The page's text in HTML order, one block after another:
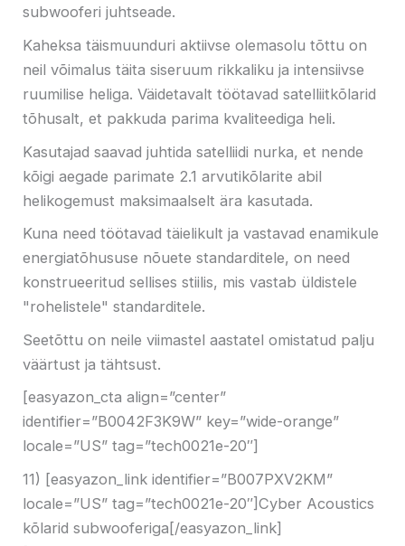
subwooferi juhtseade.
Kaheksa täismuunduri aktiivse olemasolu tõttu on
neil võimalus täita siseruum rikkaliku ja intensiivse
ruumilise heliga. Väidetavalt töötavad satelliitkõlarid
tõhusalt, et pakkuda parima kvaliteediga heli.
Kasutajad saavad juhtida satelliidi nurka, et nende
kõigi aegade parimate 2.1 arvutikõlarite abil
helikogemust maksimaalselt ära kasutada.
Kuna need töötavad täielikult ja vastavad enamikule
energiatõhususe nõuete standarditele, on need
konstrueeritud sellises stiilis, mis vastab üldistele
"rohelistele" standarditele.
Seetõttu on neile viimastel aastatel omistatud palju
väärtust ja tähtsust.
[easyazon_cta align=”center”
identifier=”B0042F3K9W” key=”wide-orange”
locale=”US” tag=”tech0021e-20″]
11) [easyazon_link identifier=”B007PXV2KM”
locale=”US” tag=”tech0021e-20″]Cyber ​​Acoustics
kõlarid subwooferiga[/easyazon_link]